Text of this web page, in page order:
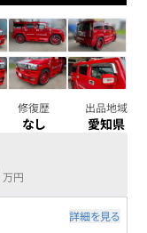
修復歴
なし
出品地域
愛知県
万円
詳細を見る